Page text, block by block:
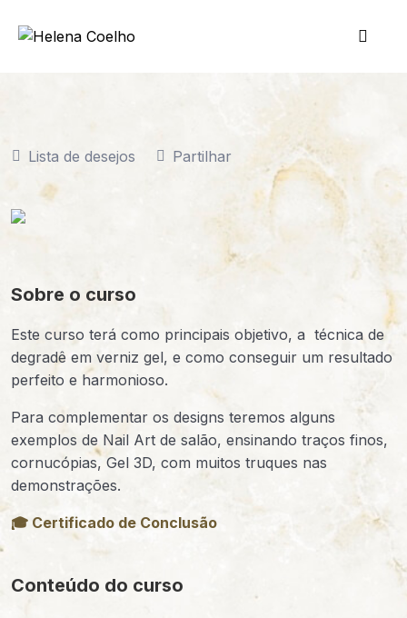
Lista de desejos Partilhar
Sobre o curso
Este curso terá como principais objetivo, a técnica de
degradê em verniz gel, e como conseguir um resultado
perfeito e harmonioso.
Para complementar os designs teremos alguns
exemplos de Nail Art de salão, ensinando traços finos,
cornucópias, Gel 3D, com muitos truques nas
demonstrações.
🎓 Certificado de Conclusão
Conteúdo do curso